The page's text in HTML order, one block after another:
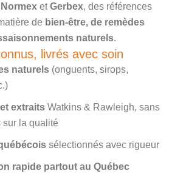
Normex etGerbex, des références
de bien-être, de remèdes
naturels.
livrés avec soin
naturels (onguents, sirops,
extraits Watkins & Rawleigh, sans
sur la qualité
sélectionnés avec rigueur
rapide partout au Québec